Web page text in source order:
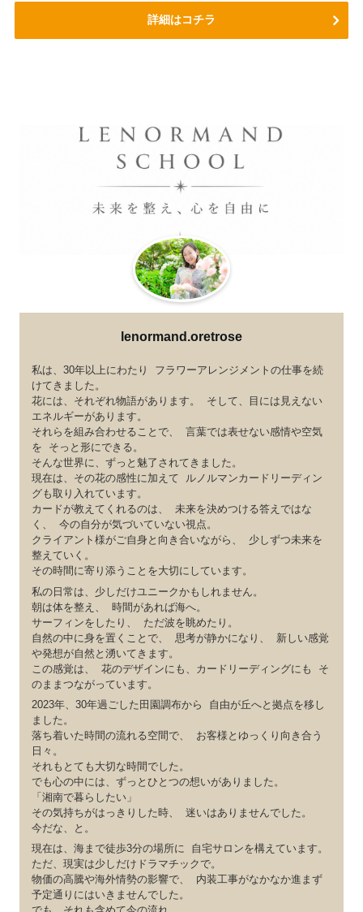
詳細はコチラ
lenormand.oretrose
私は、30年以上にわたり フラワーアレンジメントの仕事を続
けてきました。
花には、それぞれ物語があります。 そして、目には見えない
エネルギーがあります。
それらを組み合わせることで、 言葉では表せない感情や空気
を そっと形にできる。
そんな世界に、ずっと魅了されてきました。
現在は、その花の感性に加えて ルノルマンカードリーディン
グも取り入れています。
カードが教えてくれるのは、 未来を決めつける答えではな
く、 今の自分が気づいていない視点。
クライアント様がご自身と向き合いながら、 少しずつ未来を
整えていく。
その時間に寄り添うことを大切にしています。
私の日常は、少しだけユニークかもしれません。
朝は体を整え、 時間があれば海へ。
サーフィンをしたり、 ただ波を眺めたり。
自然の中に身を置くことで、 思考が静かになり、 新しい感覚
や発想が自然と湧いてきます。
この感覚は、 花のデザインにも、カードリーディングにも そ
のままつながっています。
2023年、30年過ごした田園調布から 自由が丘へと拠点を移し
ました。
落ち着いた時間の流れる空間で、 お客様とゆっくり向き合う
日々。
それもとても大切な時間でした。
でも心の中には、ずっとひとつの想いがありました。
「湘南で暮らしたい」
その気持ちがはっきりした時、 迷いはありませんでした。
今だな、と。
現在は、海まで徒歩3分の場所に 自宅サロンを構えています。
ただ、現実は少しだけドラマチックで。
物価の高騰や海外情勢の影響で、 内装工事がなかなか進まず
予定通りにはいきませんでした。